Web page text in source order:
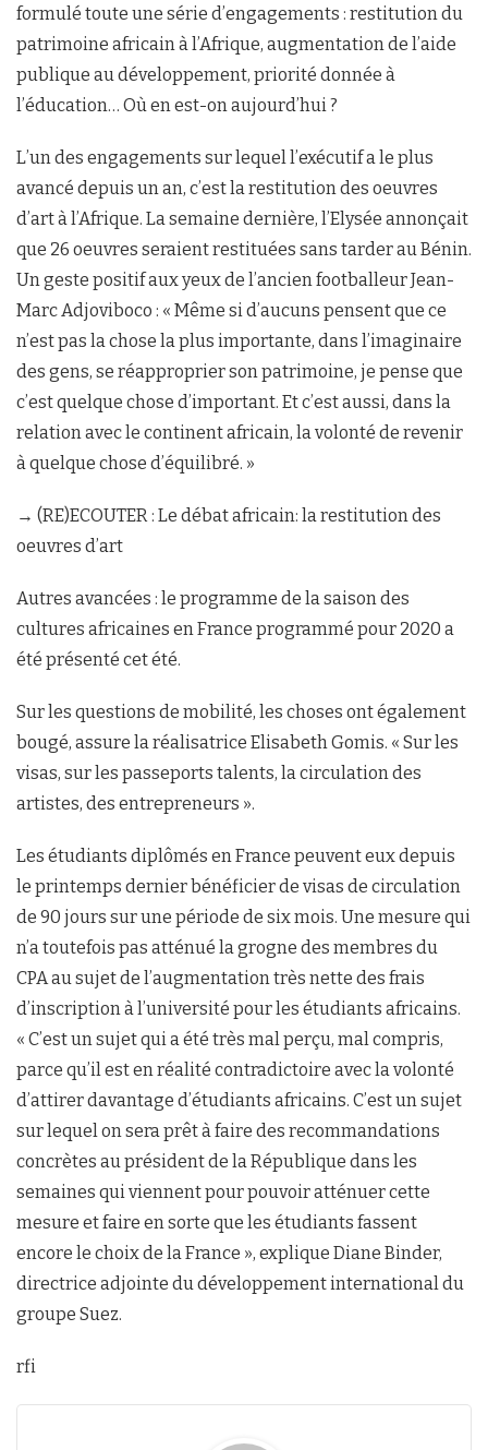
formulé toute une série d’engagements : restitution du
patrimoine africain à l’Afrique, augmentation de l’aide
publique au développement, priorité donnée à
l’éducation… Où en est-on aujourd’hui ?
L’un des engagements sur lequel l’exécutif a le plus
avancé depuis un an, c’est la restitution des oeuvres
d’art à l’Afrique. La semaine dernière, l’Elysée annonçait
que 26 oeuvres seraient restituées sans tarder au Bénin.
Un geste positif aux yeux de l’ancien footballeur Jean-
Marc Adjoviboco : « Même si d’aucuns pensent que ce
n’est pas la chose la plus importante, dans l’imaginaire
des gens, se réapproprier son patrimoine, je pense que
c’est quelque chose d’important. Et c’est aussi, dans la
relation avec le continent africain, la volonté de revenir
à quelque chose d’équilibré. »
→ (RE)ECOUTER : Le débat africain: la restitution des
oeuvres d’art
Autres avancées : le programme de la saison des
cultures africaines en France programmé pour 2020 a
été présenté cet été.
Sur les questions de mobilité, les choses ont également
bougé, assure la réalisatrice Elisabeth Gomis. « Sur les
visas, sur les passeports talents, la circulation des
artistes, des entrepreneurs ».
Les étudiants diplômés en France peuvent eux depuis
le printemps dernier bénéficier de visas de circulation
de 90 jours sur une période de six mois. Une mesure qui
n’a toutefois pas atténué la grogne des membres du
CPA au sujet de l’augmentation très nette des frais
d’inscription à l’université pour les étudiants africains.
« C’est un sujet qui a été très mal perçu, mal compris,
parce qu’il est en réalité contradictoire avec la volonté
d’attirer davantage d’étudiants africains. C’est un sujet
sur lequel on sera prêt à faire des recommandations
concrètes au président de la République dans les
semaines qui viennent pour pouvoir atténuer cette
mesure et faire en sorte que les étudiants fassent
encore le choix de la France », explique Diane Binder,
directrice adjointe du développement international du
groupe Suez.
rfi